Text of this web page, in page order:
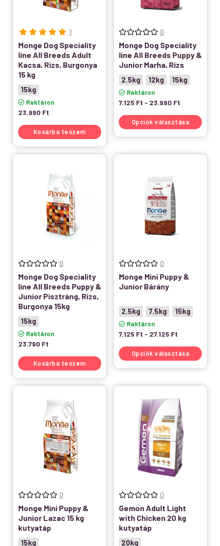
1
Monge Dog Speciality
line All Breeds Adult
Kacsa, Rizs, Burgonya
15 kg
15kg
Raktáron
23.990 Ft
Kosárba teszem
0
Monge Dog Speciality
line All Breeds Puppy &
Junior Marha, Rizs
2.5kg 12kg 15kg
Raktáron
7.125 Ft - 23.990 Ft
Opciók választása
0
Monge Dog Speciality
line All Breeds Puppy &
Junior Pisztráng, Rizs,
Burgonya 15kg
15kg
Raktáron
23.790 Ft
Kosárba teszem
0
Monge Mini Puppy &
Junior Bárány
2.5kg 7.5kg 15kg
Raktáron
7.125 Ft - 27.125 Ft
Opciók választása
0
Monge Mini Puppy &
Junior Lazac 15 kg
kutyatáp
15kg
0
Gemon Adult Light
with Chicken 20 kg
kutyatáp
20kg